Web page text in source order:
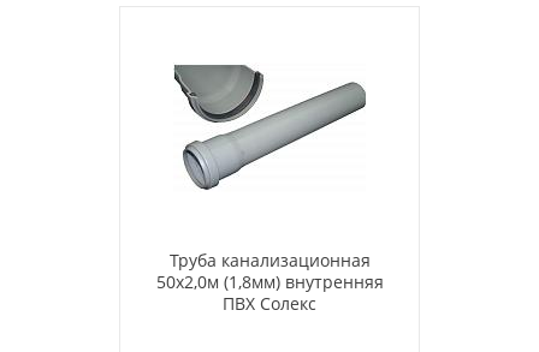
Труба канализационная
50х2,0м (1,8мм) внутренняя
ПВХ Солекс